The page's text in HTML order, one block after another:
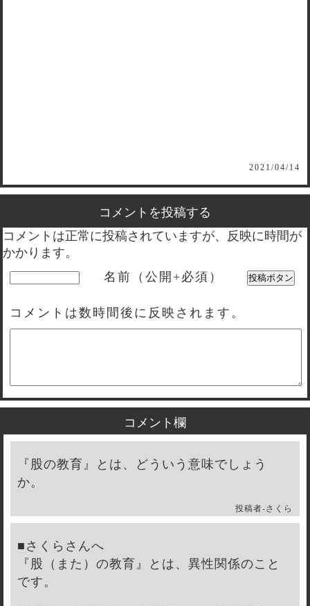
2021/04/14
コメントを投稿する
コメントは正常に投稿されていますが、反映に時間が
かかります。
名前（公開+必須）
コメントは数時間後に反映されます。
コメント欄
『股の教育』とは、どういう意味でしょう
か。
投稿者-さくら
■さくらさんへ
『股（また）の教育』とは、異性関係のこと
です。